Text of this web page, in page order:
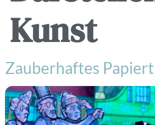
Kunst
Zauberhaftes